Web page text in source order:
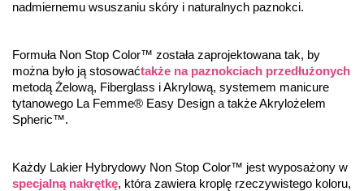
nadmiernemu wsuszaniu skóry i naturalnych paznokci.
Formuła Non Stop Color™ została zaprojektowana tak, by
można było ją stosowaćtakże na paznokciach przedłużonych
metodą Żelową, Fiberglass i Akrylową, systemem manicure
tytanowego La Femme® Easy Design a także Akrylożelem
Spheric™.
specjalną nakrętkę, która zawiera kroplę rzeczywistego koloru,